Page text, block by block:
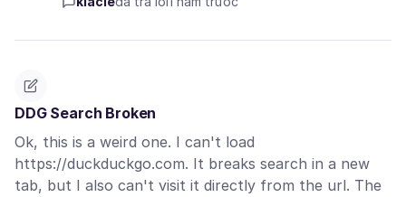
DDG Search Broken
Ok, this is a weird one. I can't load
https://duckduckgo.com. It breaks search in a new
tab, but I also can't visit it directly from the url. The